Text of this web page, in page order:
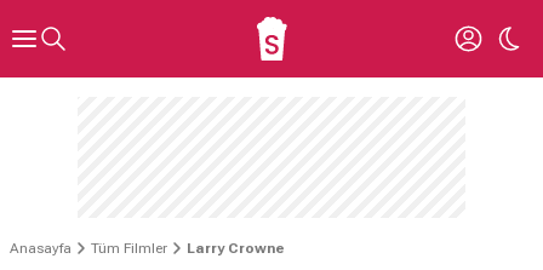
Anasayfa Tüm Filmler Larry Crowne